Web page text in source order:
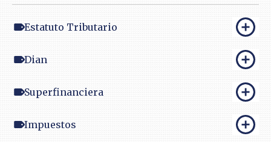
Estatuto Tributario
Dian
Superfinanciera
Impuestos